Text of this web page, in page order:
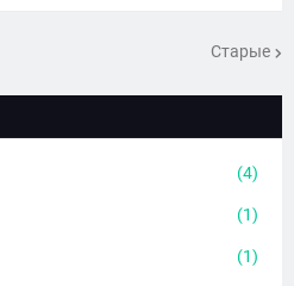
Старые
(4)
(1)
(1)